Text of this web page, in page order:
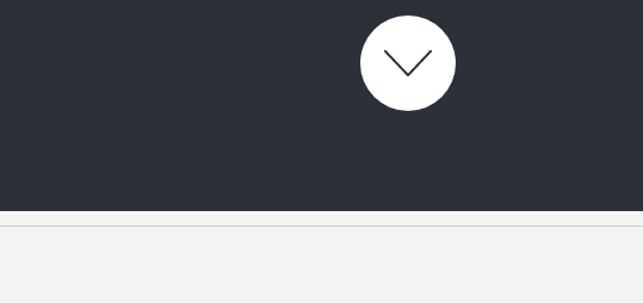
négative; Touches silencieuses
12 millions de frappes pour toutes les